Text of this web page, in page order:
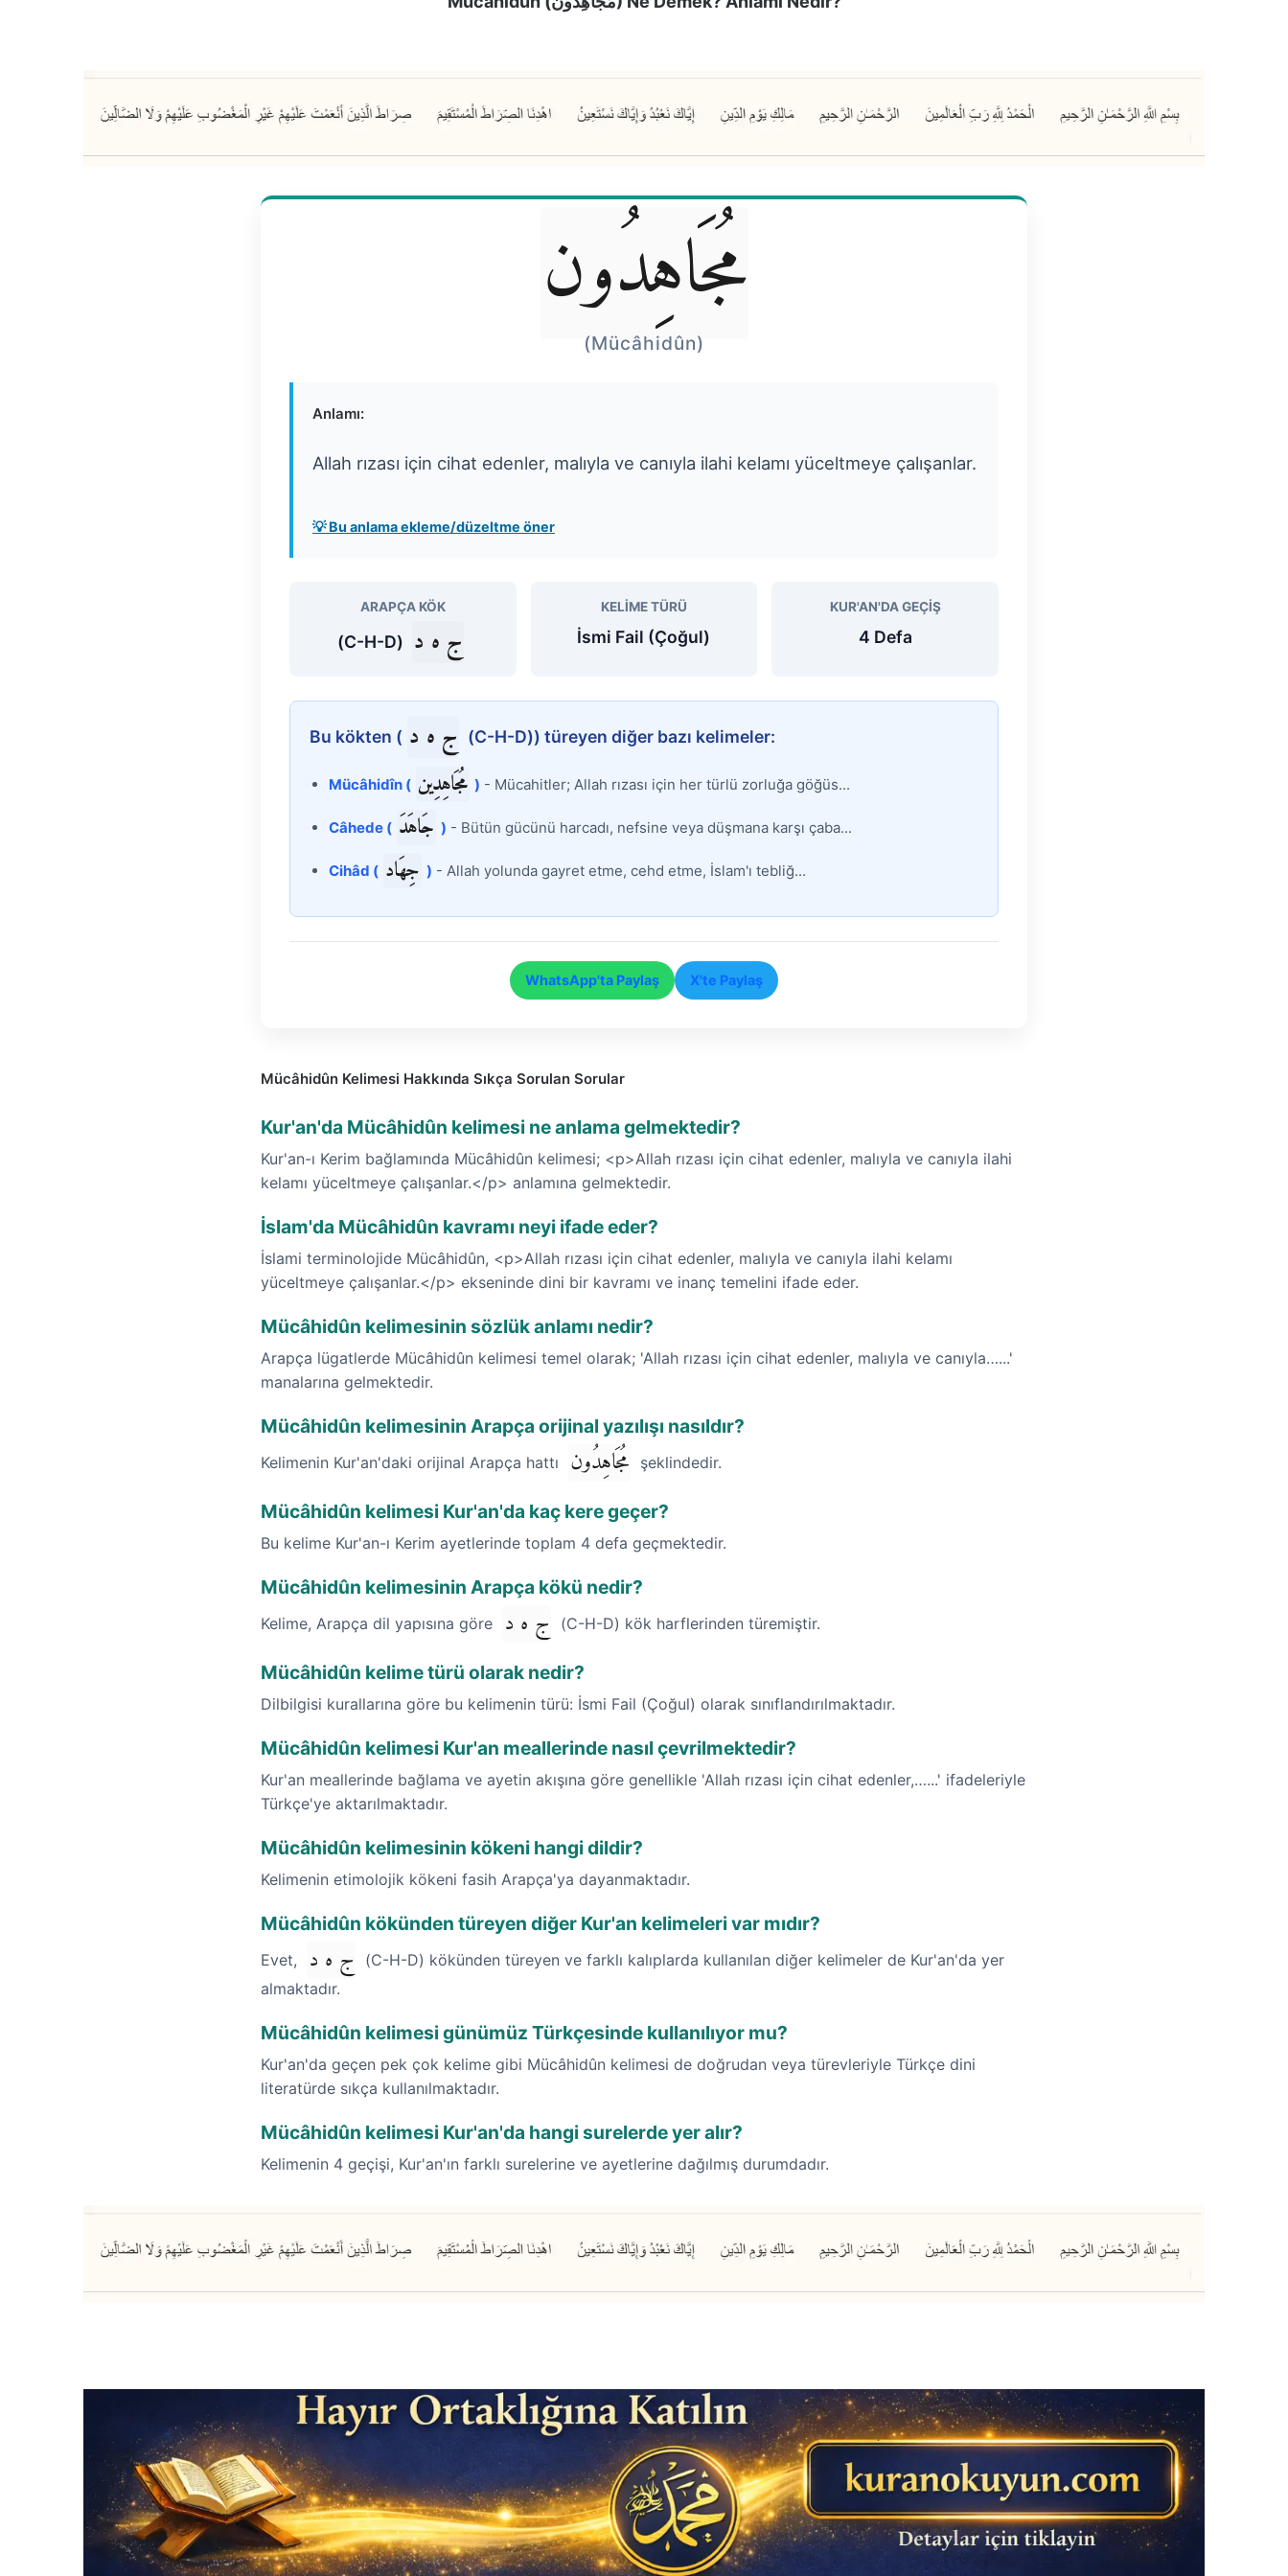
مُجَاهِدُون
(Mücâhidûn)
Anlamı:
Allah rızası için cihat edenler, malıyla ve canıyla ilahi kelamı yüceltmeye çalışanlar.
💡 Bu anlama ekleme/düzeltme öner
ARAPÇA KÖK
ج ه د (C-H-D)
KELIME TÜRÜ
İsmi Fail (Çoğul)
KUR'AN'DA GEÇIŞ
4 Defa
Bu kökten ( ج ه د (C-H-D)) türeyen diğer bazı kelimeler:
Mücâhidîn ( مُجَاهِدِين ) - Mücahitler; Allah rızası için her türlü zorluğa göğüs...
Câhede ( جَاهَدَ ) - Bütün gücünü harcadı, nefsine veya düşmana karşı çaba...
Cihâd ( جِهَاد ) - Allah yolunda gayret etme, cehd etme, İslam'ı tebliğ...
WhatsApp'ta Paylaş X'te Paylaş
Mücâhidûn Kelimesi Hakkında Sıkça Sorulan Sorular
Kur'an'da Mücâhidûn kelimesi ne anlama gelmektedir?
Kur'an-ı Kerim bağlamında Mücâhidûn kelimesi; <p>Allah rızası için cihat edenler, malıyla ve canıyla ilahi
kelamı yüceltmeye çalışanlar.</p> anlamına gelmektedir.
İslam'da Mücâhidûn kavramı neyi ifade eder?
İslami terminolojide Mücâhidûn, <p>Allah rızası için cihat edenler, malıyla ve canıyla ilahi kelamı
yüceltmeye çalışanlar.</p> ekseninde dini bir kavramı ve inanç temelini ifade eder.
Mücâhidûn kelimesinin sözlük anlamı nedir?
Arapça lügatlerde Mücâhidûn kelimesi temel olarak; 'Allah rızası için cihat edenler, malıyla ve canıyla…...'
manalarına gelmektedir.
Mücâhidûn kelimesinin Arapça orijinal yazılışı nasıldır?
Kelimenin Kur'an'daki orijinal Arapça hattı مُجَاهِدُون şeklindedir.
Mücâhidûn kelimesi Kur'an'da kaç kere geçer?
Bu kelime Kur'an-ı Kerim ayetlerinde toplam 4 defa geçmektedir.
Mücâhidûn kelimesinin Arapça kökü nedir?
Kelime, Arapça dil yapısına göre ج ه د (C-H-D) kök harflerinden türemiştir.
Mücâhidûn kelime türü olarak nedir?
Dilbilgisi kurallarına göre bu kelimenin türü: İsmi Fail (Çoğul) olarak sınıflandırılmaktadır.
Mücâhidûn kelimesi Kur'an meallerinde nasıl çevrilmektedir?
Kur'an meallerinde bağlama ve ayetin akışına göre genellikle 'Allah rızası için cihat edenler,…...' ifadeleriyle
Türkçe'ye aktarılmaktadır.
Mücâhidûn kelimesinin kökeni hangi dildir?
Kelimenin etimolojik kökeni fasih Arapça'ya dayanmaktadır.
Mücâhidûn kökünden türeyen diğer Kur'an kelimeleri var mıdır?
Evet, ج ه د
(C-H-D) kökünden türeyen ve farklı kalıplarda kullanılan diğer kelimeler de Kur'an'da yer
almaktadır.
Mücâhidûn kelimesi günümüz Türkçesinde kullanılıyor mu?
Kur'an'da geçen pek çok kelime gibi Mücâhidûn kelimesi de doğrudan veya türevleriyle Türkçe dini
literatürde sıkça kullanılmaktadır.
Mücâhidûn kelimesi Kur'an'da hangi surelerde yer alır?
Kelimenin 4 geçişi, Kur'an'ın farklı surelerine ve ayetlerine dağılmış durumdadır.